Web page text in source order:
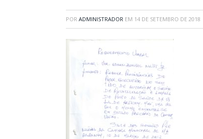
POR ADMINISTRADOR EM 14 DE SETEMBRO DE 2018